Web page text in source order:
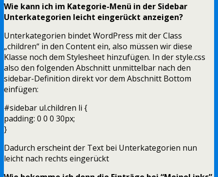
Wie kann ich im Kategorie-Menü in der Sidebar
Unterkategorien leicht eingerückt anzeigen?
Unterkategorien bindet WordPress mit der Class
„children“ in den Content ein, also müssen wir diese
Klasse noch dem Stylesheet hinzufügen. In der style.css
also den folgenden Abschnitt unmittelbar nach den
sidebar-Definition direkt vor dem Abschnitt Bottom
einfügen:
#sidebar ul.children li {
padding: 0 0 0 30px;
}
Dadurch erscheint der Text bei Unterkategorien nun
leicht nach rechts eingerückt